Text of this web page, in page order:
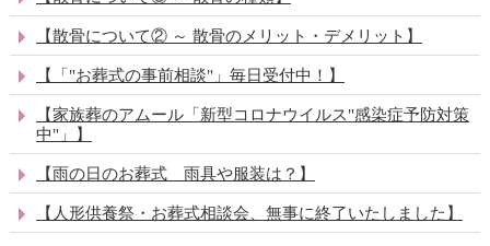
【散骨について② ～ 散骨のメリット・デメリット】
【「"お葬式の事前相談"」毎日受付中！】
【家族葬のアムール「新型コロナウイルス"感染症予防対策
中"」】
【雨の日のお葬式 雨具や服装は？】
【人形供養祭・お葬式相談会、無事に終了いたしました】